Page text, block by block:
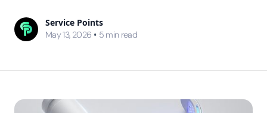
Service Points
May 13, 2026 • 5 min read